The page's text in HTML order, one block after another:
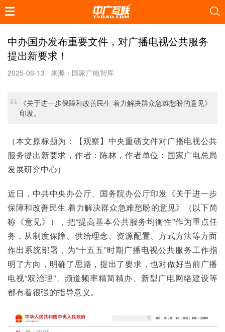
中办国办发布重要文件，对广播电视公共服务
提出新要求！
2025-06-13 来源：国家广电智库
《关于进一步保障和改善民生 着力解决群众急难愁盼的意见》
印发。
（本文原标题为：【观察】中央重磅文件对广播电视公共
服务提出新要求，作者：陈林，作者单位：国家广电总局
发展研究中心）
近日，中共中央办公厅、国务院办公厅印发《关于进一步
保障和改善民生 着力解决群众急难愁盼的意见》（以下简
称《意见》），把“提高基本公共服务均衡性”作为重点任
务，从制度保障、供给理念、资源配置、方式方法等方面
作出系统部署，为“十五五”时期广播电视公共服务工作指
明了方向，明确了思路，提出了要求，也对做好当前广播
电视“双治理”、频道频率精简精办、新型广电网络建设等
都有着很强的指导意义。